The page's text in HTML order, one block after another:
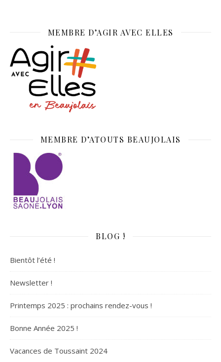
MEMBRE D’AGIR AVEC ELLES
MEMBRE D’ATOUTS BEAUJOLAIS
BLOG !
Bientôt l’été !
Newsletter !
Printemps 2025 : prochains rendez-vous !
Bonne Année 2025 !
Vacances de Toussaint 2024